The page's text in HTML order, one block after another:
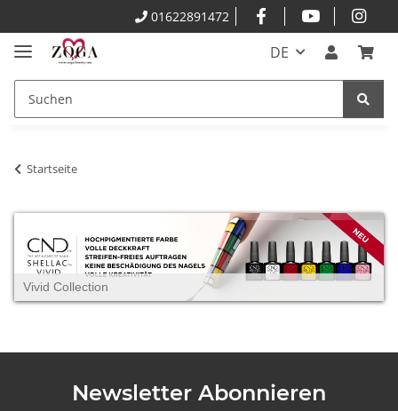
01622891472
DE
Startseite
Vivid Collection
Newsletter Abonnieren